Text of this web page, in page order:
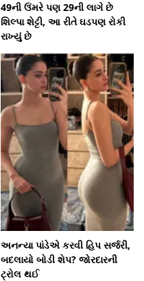
49ની ઉંમરે પણ 29ની લાગે છે
શિલ્પા શેટ્ટી, આ રીતે ઘડપણ રોકી
રાખ્યું છે
અનન્યા પાંડેએ કરવી હિપ સર્જરી,
બદલાયો બોડી શેપ? જોરદારની
ટ્રોલ થઈ